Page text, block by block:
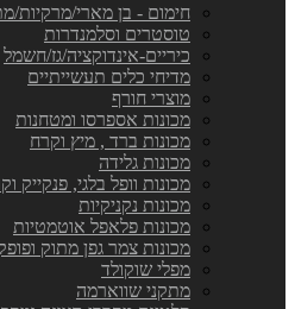
חימום - בן מארי/מרקיות/
טוסטרים וסלמנדרות
כיריים-אינדוקציה/גז/חשמל
מדיחי כלים תעשייתיים
מוצרי חורף
מכונות אספרסו ומטחנות
מכונות ברד , מיץ וקרח
מכונות גלידה
מכונות וופל בלגי, פנקייק
מכונות נקניקיות
מכונות פלאפל אוטמטיות
מכונות צמר גפן מתוק
מפלי שוקולד
מתקני שווארמה